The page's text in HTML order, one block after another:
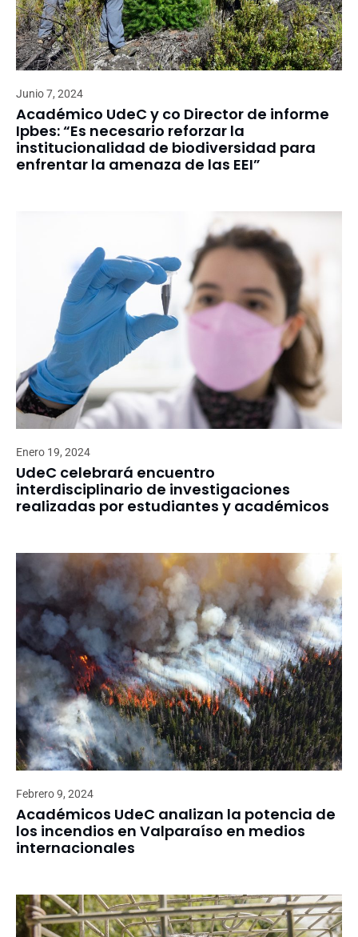
Junio 7, 2024
Académico UdeC y co Director de informe
Ipbes: “Es necesario reforzar la
institucionalidad de biodiversidad para
enfrentar la amenaza de las EEI”
Enero 19, 2024
UdeC celebrará encuentro
interdisciplinario de investigaciones
realizadas por estudiantes y académicos
Febrero 9, 2024
Académicos UdeC analizan la potencia de
los incendios en Valparaíso en medios
internacionales